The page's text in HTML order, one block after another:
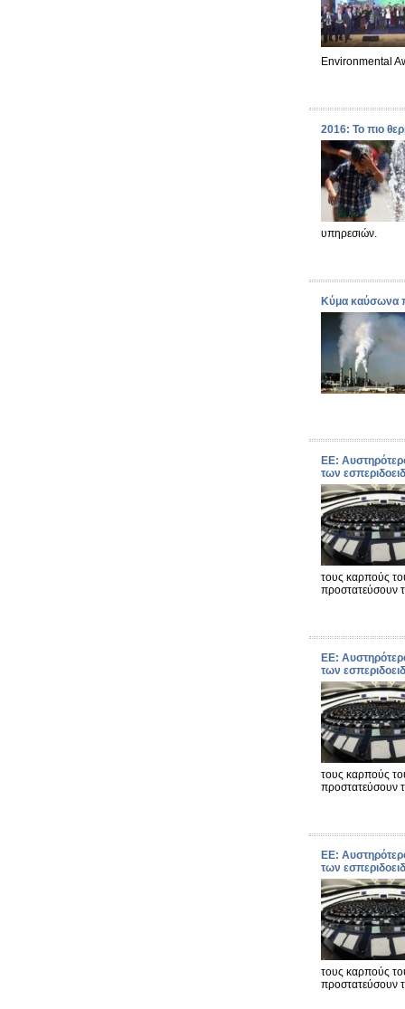
Environmental
2016: Το πιο
υπηρεσιών.
Κύμα καύσωνα
ΕΕ:
των
τους καρπούς
προστατεύσουν
ΕΕ:
των
τους καρπούς
προστατεύσουν
ΕΕ:
των
τους καρπούς
προστατεύσουν